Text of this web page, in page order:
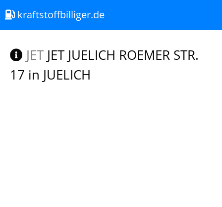
kraftstoffbilliger.de
JET JET JUELICH ROEMER STR.
17 in JUELICH